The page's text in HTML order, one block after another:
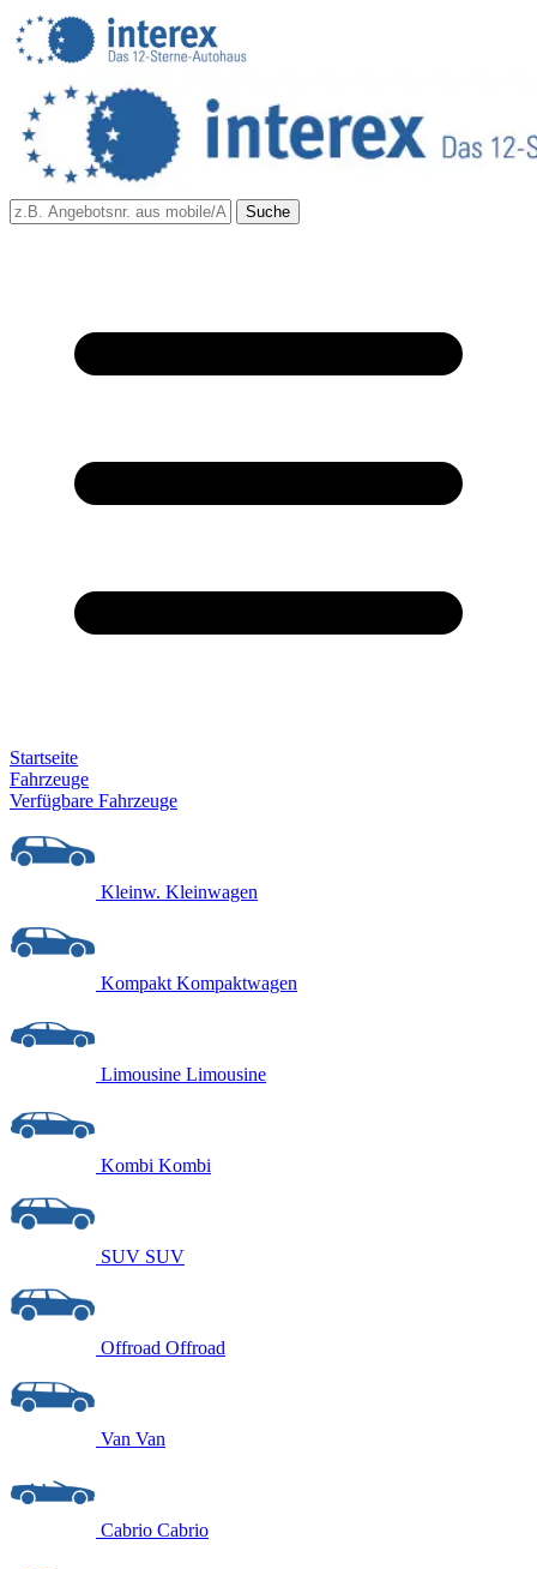
Suche
Startseite
Fahrzeuge
Verfügbare Fahrzeuge
Kleinw. Kleinwagen
Kompakt Kompaktwagen
Limousine Limousine
Kombi Kombi
SUV SUV
Offroad Offroad
Van Van
Cabrio Cabrio